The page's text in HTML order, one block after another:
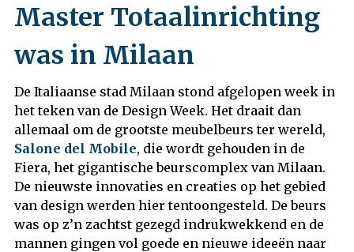
Master Totaalinrichting
was in Milaan
De Italiaanse stad Milaan stond afgelopen week in
het teken van de Design Week. Het draait dan
allemaal om de grootste meubelbeurs ter wereld,
Salone del Mobile, die wordt gehouden in de
Fiera, het gigantische beurscomplex van Milaan.
De nieuwste innovaties en creaties op het gebied
van design werden hier tentoongesteld. De beurs
was op z’n zachtst gezegd indrukwekkend en de
mannen gingen vol goede en nieuwe ideeën naar